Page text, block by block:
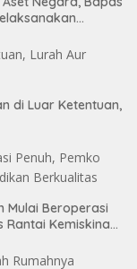
di Luar Ketentuan,
Mulai Beroperasi
Rantai Kemiskinan